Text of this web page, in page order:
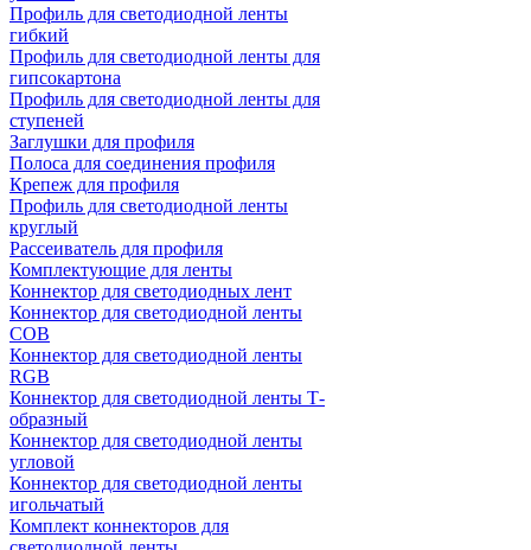
Профиль для светодиодной ленты
гибкий
Профиль для светодиодной ленты для
гипсокартона
Профиль для светодиодной ленты для
ступеней
Заглушки для профиля
Полоса для соединения профиля
Крепеж для профиля
Профиль для светодиодной ленты
круглый
Рассеиватель для профиля
Комплектующие для ленты
Коннектор для светодиодных лент
Коннектор для светодиодной ленты
COB
Коннектор для светодиодной ленты
RGB
Коннектор для светодиодной ленты Т-
образный
Коннектор для светодиодной ленты
угловой
Коннектор для светодиодной ленты
игольчатый
Комплект коннекторов для